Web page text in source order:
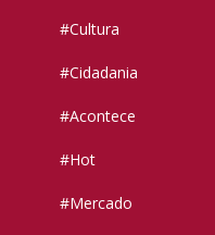
#Cultura
#Cidadania
#Acontece
#Hot
#Mercado